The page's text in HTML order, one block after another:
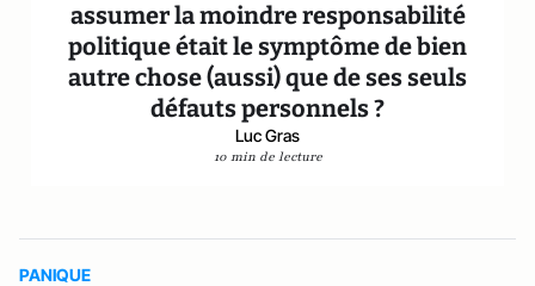
assumer la moindre responsabilité
politique était le symptôme de bien
autre chose (aussi) que de ses seuls
défauts personnels ?
Luc Gras
10 min de lecture
PANIQUE